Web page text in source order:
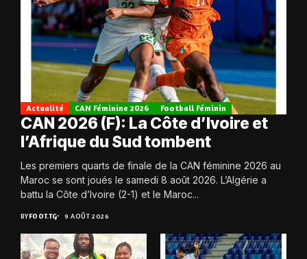
Actualité CAN Féminine 2026 Football Féminin
CAN 2026 (F): La Côte d’Ivoire et
l’Afrique du Sud tombent
Les premiers quarts de finale de la CAN féminine 2026 au
Maroc se sont joués le samedi 8 août 2026. L’Algérie a
battu la Côte d’Ivoire (2-1) et le Maroc...
BYFOOT.TG 9 AOÛT 2026